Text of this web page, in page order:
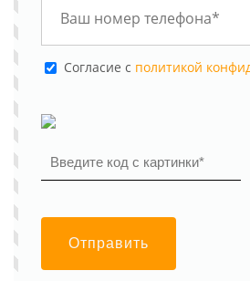
Cогласие с политикой
Отправить